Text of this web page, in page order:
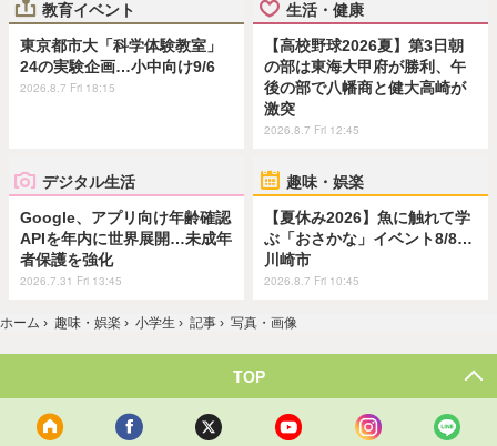
教育イベント
東京都市大「科学体験教室」
24の実験企画…小中向け9/6
2026.8.7 Fri 18:15
生活・健康
【高校野球2026夏】第3日朝
の部は東海大甲府が勝利、午
後の部で八幡商と健大高崎が
激突
2026.8.7 Fri 12:45
デジタル生活
Google、アプリ向け年齢確認
APIを年内に世界展開…未成年
者保護を強化
2026.7.31 Fri 13:45
趣味・娯楽
【夏休み2026】魚に触れて学
ぶ「おさかな」イベント8/8…
川崎市
2026.8.7 Fri 10:45
ホーム › 趣味・娯楽 › 小学生 › 記事 › 写真・画像
TOP